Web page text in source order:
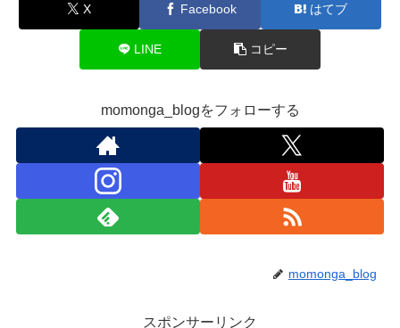
X Facebook はてブ
LINE コピー
momonga_blogをフォローする
momonga_blog
スポンサーリンク